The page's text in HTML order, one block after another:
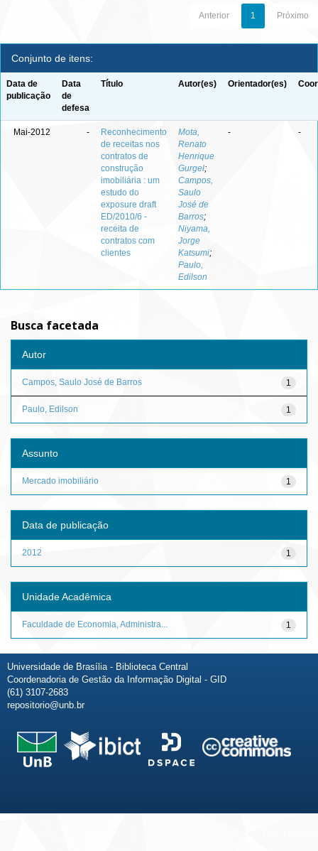
Anterior 1 Próximo
Conjunto de itens:
Data de
publicação
Data
de
defesa
Título Autor(es) Orientador(es)
Mai-2012 -
Reconhecimento
de receitas nos
contratos de
construção
imobiliária : um
estudo do
exposure draft
ED/2010/6 -
receita de
contratos com
clientes
Mota,
Renato
Henrique
Gurgel;
Campos,
Saulo
José de
Barros;
Niyama,
Jorge
Katsumi;
Paulo,
Edilson
- -
Busca facetada
Autor
1
Campos, Saulo José de Barros
1
Paulo, Edilson
Assunto
1
Mercado imobiliário
Data de publicação
1
2012
Unidade Acadêmica
1
Faculdade de Economia, Administra...
Universidade de Brasília - Biblioteca Central
Coordenadoria de Gestão da Informação Digital - GID
(61) 3107-2683
repositorio@unb.br